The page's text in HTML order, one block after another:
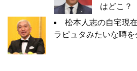
はどこ？
松本人志の自宅現
ラピュタみたいな噂